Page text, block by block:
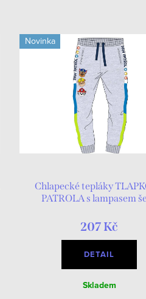
Novinka
Chlapecké tepláky
PATROLA s lampasem
207 Kč
DETAIL
Skladem